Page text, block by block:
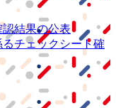
結果の公表
チェックシート確